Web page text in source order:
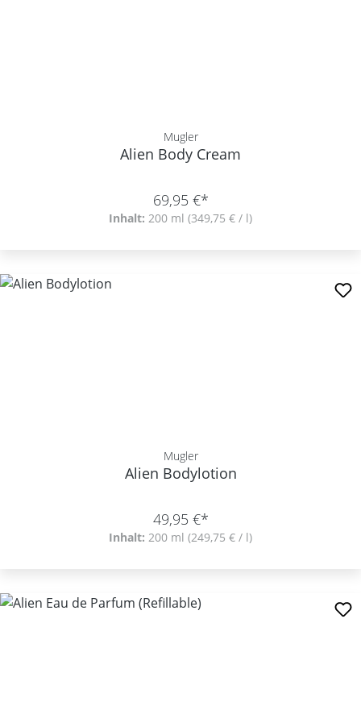
Mugler
Alien Body Cream
69,95 €*
Inhalt: 200 ml (349,75 € / l)
Mugler
Alien Bodylotion
49,95 €*
Inhalt: 200 ml (249,75 € / l)